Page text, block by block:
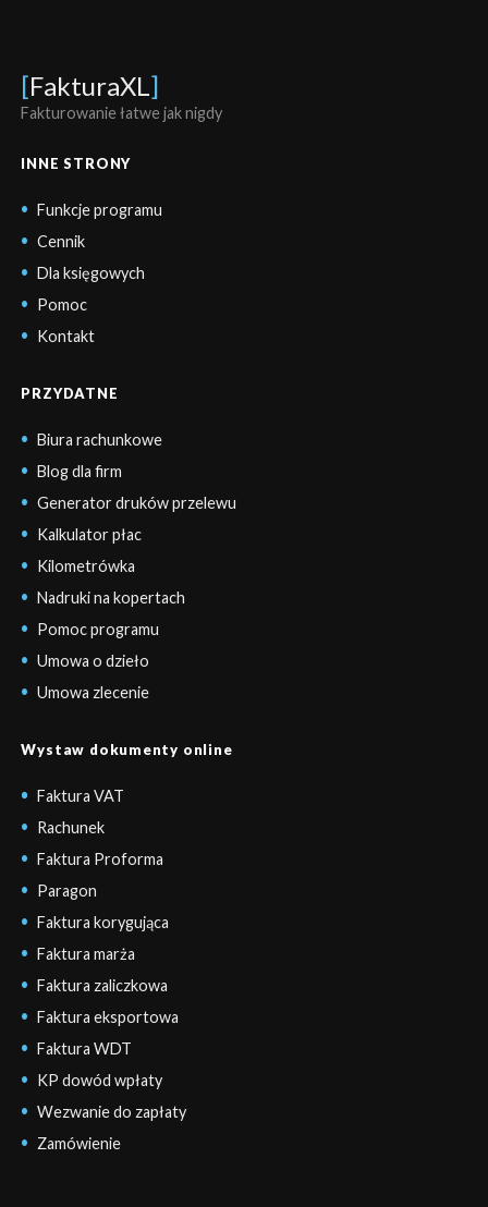
[FakturaXL ]
Fakturowanie łatwe jak nigdy
INNE STRONY
Funkcje programu
Cennik
Dla księgowych
Pomoc
Kontakt
PRZYDATNE
Biura rachunkowe
Blog dla firm
Generator druków przelewu
Kalkulator płac
Kilometrówka
Nadruki na kopertach
Pomoc programu
Umowa o dzieło
Umowa zlecenie
Wystaw dokumenty online
Faktura VAT
Rachunek
Faktura Proforma
Paragon
Faktura korygująca
Faktura marża
Faktura zaliczkowa
Faktura eksportowa
Faktura WDT
KP dowód wpłaty
Wezwanie do zapłaty
Zamówienie